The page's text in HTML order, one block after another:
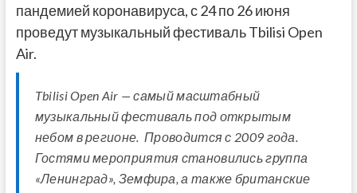
пандемией коронавируса, с 24 по 26 июня
проведут музыкальный фестиваль Tbilisi Open
Air.
Tbilisi Open Air — самый масштабный
музыкальный фестиваль под открытым
небом в регионе. Проводится с 2009 года.
Гостями мероприятия становились группа
«Ленинград», Земфира, а также британские